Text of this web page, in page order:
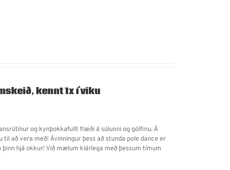
kennt 1x í viku
og kynþokkafullt flæði á súlunni og gólfinu. Á
að vera með! Ávinningur þess að stunda pole dance er
hjá okkur! Við mælum klárlega með þessum tímum